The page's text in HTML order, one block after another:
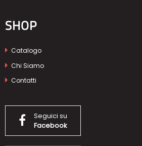
SHOP
Catalogo
Chi Siamo
Contatti
Seguici su
Facebook